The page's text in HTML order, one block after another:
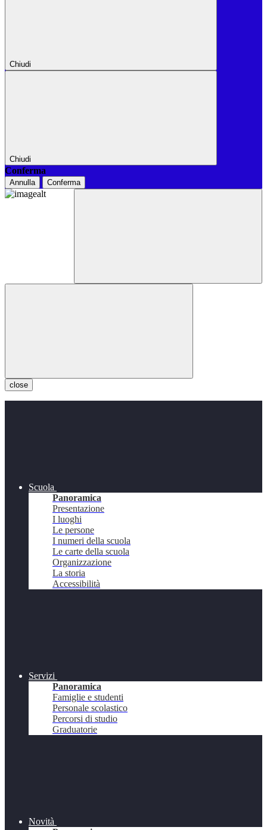
Chiudi
Chiudi
Conferma
Annulla Conferma
close
Scuola
Panoramica
Presentazione
I luoghi
Le persone
I numeri della scuola
Le carte della scuola
Organizzazione
La storia
Accessibilità
Servizi
Panoramica
Famiglie e studenti
Personale scolastico
Percorsi di studio
Graduatorie
Novità